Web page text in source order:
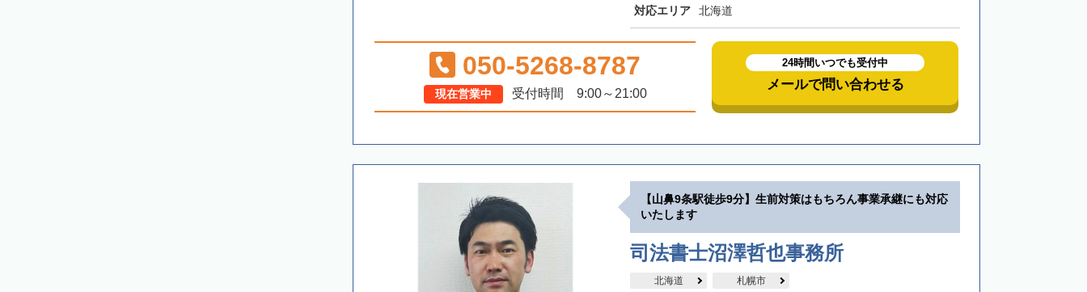
対応エリア 北海道
050-5268-8787
現在営業中 受付時間 9:00～21:00
24時間いつでも受付中
メールで問い合わせる
【山鼻9条駅徒歩9分】生前対策はもちろん事業承継にも対応
いたします
司法書士沼澤哲也事務所
北海道 札幌市